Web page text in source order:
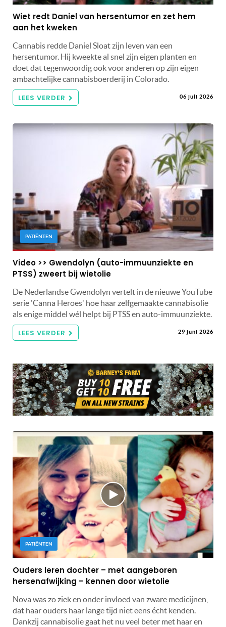
Wiet redt Daniel van hersentumor en zet hem
aan het kweken
Cannabis redde Daniel Sloat zijn leven van een
hersentumor. Hij kweekte al snel zijn eigen planten en
doet dat tegenwoordig ook voor anderen op zijn eigen
ambachtelijke cannabisboerderij in Colorado.
LEES VERDER 06 juli 2026
PATIËNTEN
Video >> Gwendolyn (auto-immuunziekte en
PTSS) zweert bij wietolie
De Nederlandse Gwendolyn vertelt in de nieuwe YouTube
serie 'Canna Heroes' hoe haar zelfgemaakte cannabisolie
als enige middel wél helpt bij PTSS en auto-immuunziekte.
LEES VERDER 29 juni 2026
PATIËNTEN
Ouders leren dochter – met aangeboren
hersenafwijking – kennen door wietolie
Nova was zo ziek en onder invloed van zware medicijnen,
dat haar ouders haar lange tijd niet eens écht kenden.
Dankzij cannabisolie gaat het nu veel beter met haar en